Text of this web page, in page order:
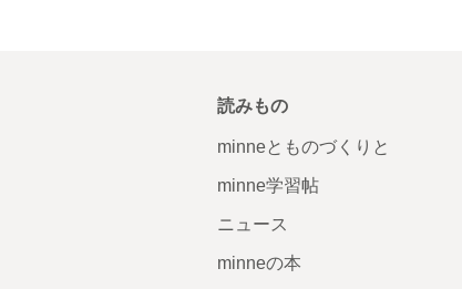
読みもの
minneとものづくりと
minne学習帖
ニュース
minneの本